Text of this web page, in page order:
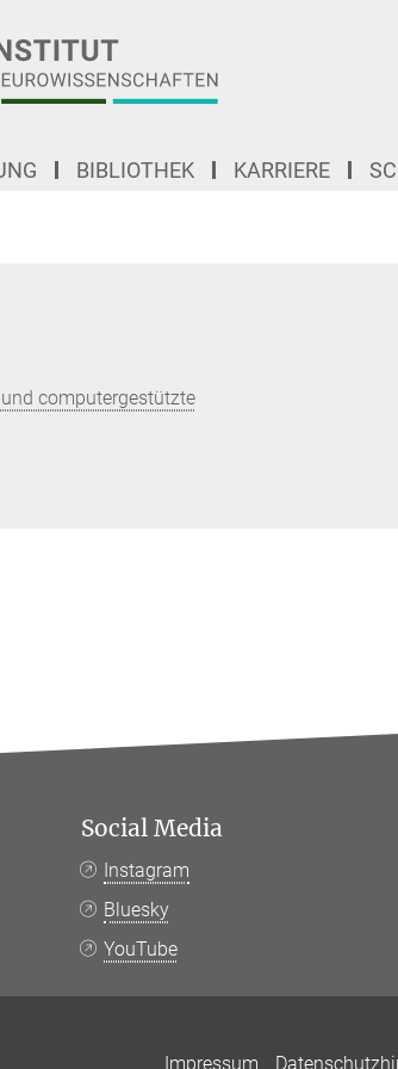
BIBLIOTHEK KARRIERE
computergestützte
Social Media
Instagram
Bluesky
YouTube
Impressum